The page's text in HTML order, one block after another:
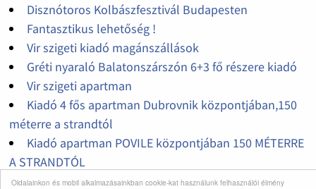
Oldalainkon és mobil alkalmazásainkban cookie-kat használunk felhasználói élmény
Disznótoros Kolbászfesztivál Budapesten
Fantasztikus lehetőség !
Vir szigeti kiadó magánszállások
Gréti nyaraló Balatonszárszón 6+3 fő részere kiadó
Vir szigeti apartman
Kiadó 4 fős apartman Dubrovnik központjában,150
méterre a strandtól
Kiadó apartman POVILE központjában 150 MÉTERRE
A STRANDTÓL
Kiadó PAG szigeti apartman Novalja városában